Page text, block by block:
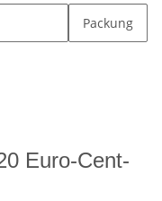
Packung
Euro-Cent-